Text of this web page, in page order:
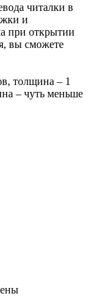
читалки в
и
при открытии
вы сможете
толщина – 1
– чуть меньше